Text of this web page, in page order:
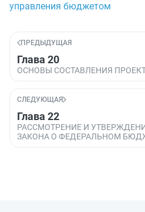
управления бюджетом
ПРЕДЫДУЩАЯ
Глава 20
ОСНОВЫ СОСТАВЛЕНИЯ
СЛЕДУЮЩАЯ
Глава 22
РАССМОТРЕНИЕ И
ЗАКОНА О ФЕДЕРАЛЬНОМ